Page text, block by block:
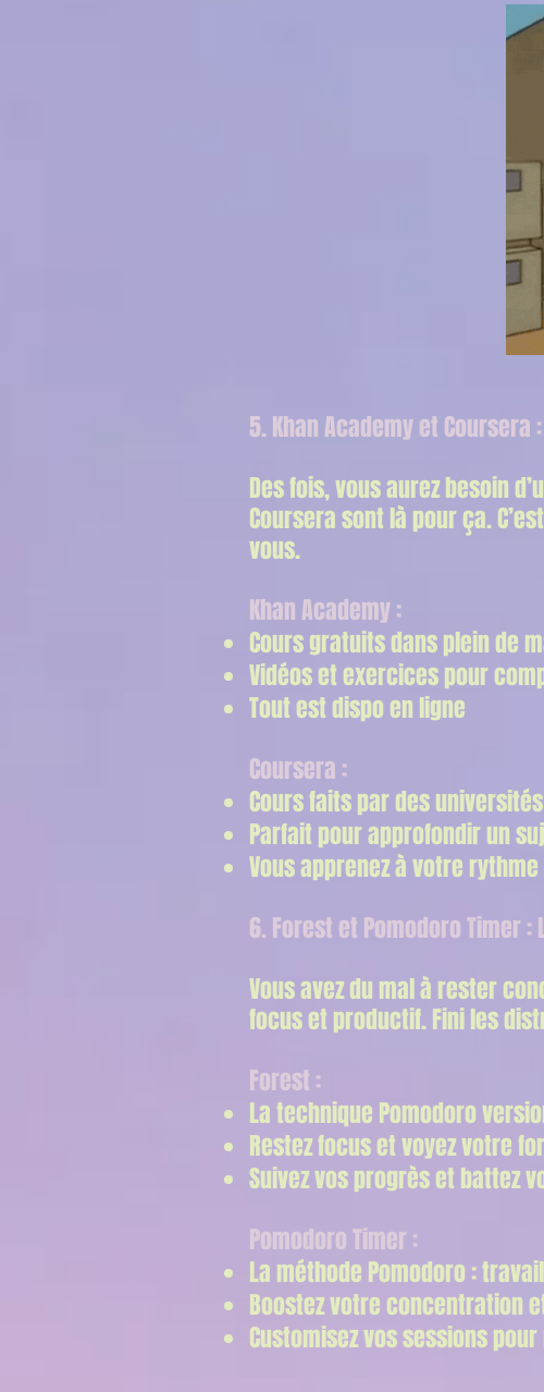
5. Khan Academy et Coursera
Des fois, vous aurez besoin
Coursera sont là pour ça.
vous.
Khan Academy :
Cours gratuits dans plein de
Vidéos et exercices pour
Tout est dispo en ligne
Coursera :
Cours faits par des
Parfait pour approfondir un
Vous apprenez à votre rythme
6. Forest et Pomodoro Timer
Vous avez du mal à rester
focus et productif. Fini les
Forest :
La technique Pomodoro
Restez focus et voyez votre
Suivez vos progrès et battez
Pomodoro Timer :
La méthode Pomodoro :
Boostez votre concentration
Customisez vos sessions